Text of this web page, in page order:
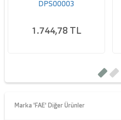
DPS00003
1.744,78 TL
Marka 'FAE' Diğer Ürünler